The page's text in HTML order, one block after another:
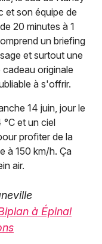
et son équipe de
20 minutes à 1
un briefing
et surtout une
originale
à s'offrir.
14 juin, jour le
et un ciel
profiter de la
à 150 km/h. Ça
air.
à Épinal